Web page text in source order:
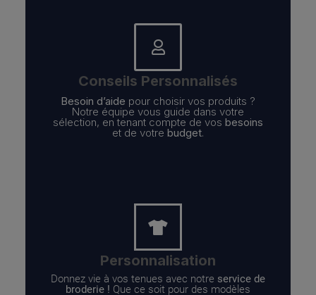
Conseils Personnalisés
Besoin d’aide pour choisir vos produits ?
Notre équipe vous guide dans votre
sélection, en tenant compte de vos besoins
et de votre budget.
Personnalisation
Donnez vie à vos tenues avec notre service de
broderie ! Que ce soit pour des modèles